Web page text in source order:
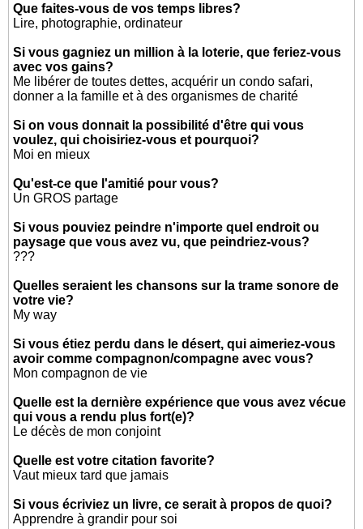
Que faites-vous de vos temps libres?
Lire, photographie, ordinateur
Si vous gagniez un million à la loterie, que feriez-vous
avec vos gains?
Me libérer de toutes dettes, acquérir un condo safari,
donner a la famille et à des organismes de charité
Si on vous donnait la possibilité d'être qui vous
voulez, qui choisiriez-vous et pourquoi?
Moi en mieux
Qu'est-ce que l'amitié pour vous?
Un GROS partage
Si vous pouviez peindre n'importe quel endroit ou
paysage que vous avez vu, que peindriez-vous?
???
Quelles seraient les chansons sur la trame sonore de
votre vie?
My way
Si vous étiez perdu dans le désert, qui aimeriez-vous
avoir comme compagnon/compagne avec vous?
Mon compagnon de vie
Quelle est la dernière expérience que vous avez vécue
qui vous a rendu plus fort(e)?
Le décès de mon conjoint
Quelle est votre citation favorite?
Vaut mieux tard que jamais
Si vous écriviez un livre, ce serait à propos de quoi?
Apprendre à grandir pour soi